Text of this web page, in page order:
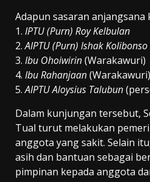
Adapun sasaran anjangsana
1. IPTU (Purn) Roy Kelbulan
2.AIPTU (Purn) Ishak Kolibonso
3. Ibu Ohoiwirin(Warakawuri)
4. Ibu Rahanjaan(Warakawuri)
5.AIPTU Aloysius Talubun
Dalam kunjungan tersebut,
Tual turut melakukan
anggota yang sakit. Selain
asih dan bantuan sebagai
pimpinan kepada anggota